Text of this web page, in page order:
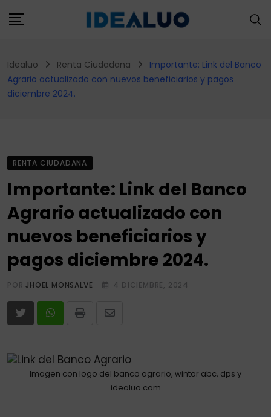
to
Idealuo Renta Ciudadana
Importante: Link del Banco
Agrario actualizado con nuevos beneficiarios y pagos
diciembre 2024.
RENTA CIUDADANA
Importante: Link del Banco
Agrario actualizado con
nuevos beneficiarios y
pagos diciembre 2024.
PORJHOEL MONSALVE 4 DICIEMBRE, 2024
Print
Share
Imagen con logo del banco agrario, wintor abc, dps y
idealuo.com